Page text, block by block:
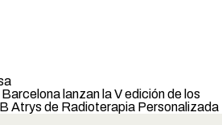
lanzan la V edición de los
Atrys de Radioterapia Personalizada